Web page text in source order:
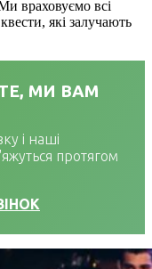
враховуємо всі
які залучають
МИ ВАМ
і наші
протягом